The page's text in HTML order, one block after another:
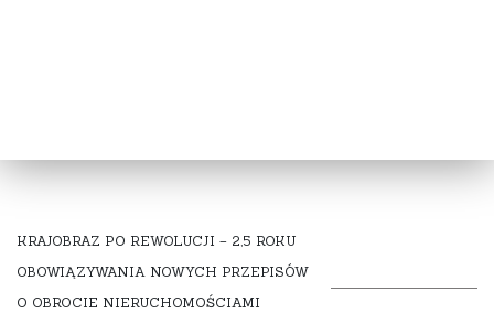
KRAJOBRAZ PO REWOLUCJI – 2,5 ROKU
OBOWIĄZYWANIA NOWYCH PRZEPISÓW
O OBROCIE NIERUCHOMOŚCIAMI